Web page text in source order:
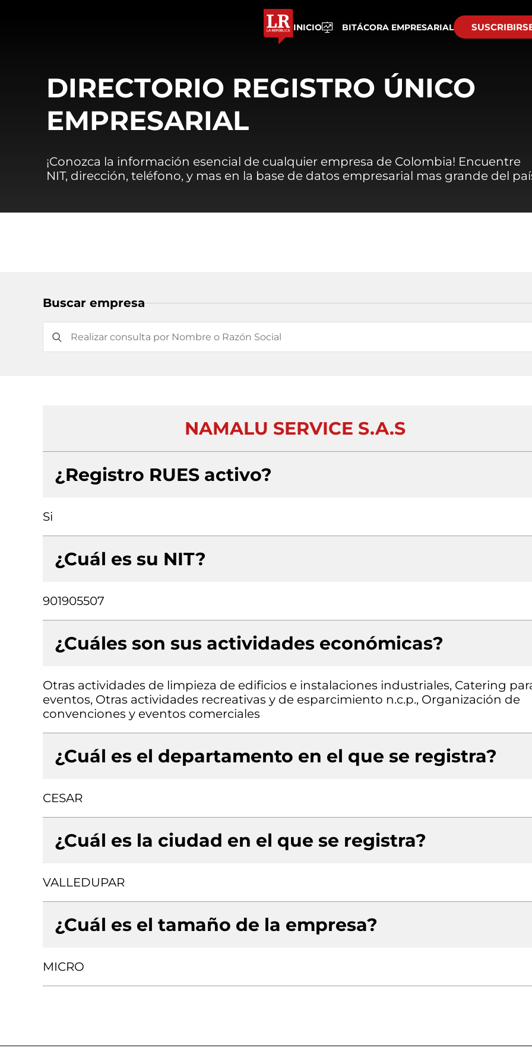
INICIO BITÁCORA EMPRESARIAL
DIRECTORIO REGISTRO ÚNICO
EMPRESARIAL
¡Conozca la información esencial de cualquier empresa de Colombia! Encuentre
NIT, dirección, teléfono, y mas en la base de datos empresarial mas grande del
Buscar empresa
NAMALU SERVICE S.A.S
¿Registro RUES activo?
Si
¿Cuál es su NIT?
901905507
¿Cuáles son sus actividades económicas?
Otras actividades de limpieza de edificios e instalaciones industriales, Catering
eventos, Otras actividades recreativas y de esparcimiento n.c.p., Organización de
convenciones y eventos comerciales
¿Cuál es el departamento en el que se registra?
CESAR
¿Cuál es la ciudad en el que se registra?
VALLEDUPAR
¿Cuál es el tamaño de la empresa?
MICRO